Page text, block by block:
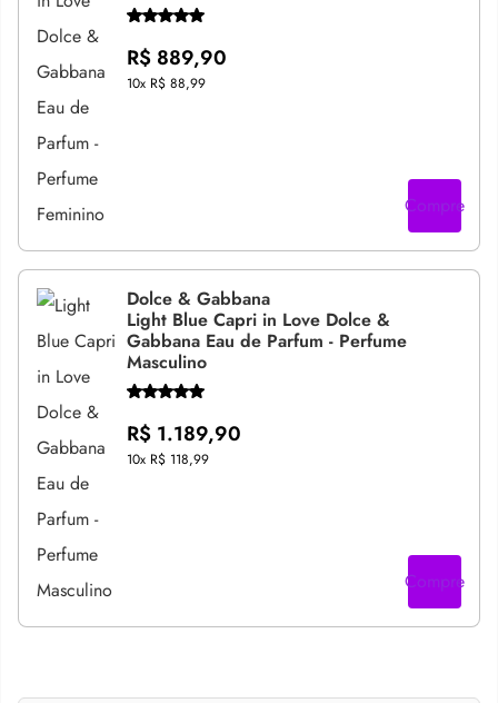
R$ 889,90
10x R$ 88,99
Compre
Dolce & Gabbana
Light Blue Capri in Love Dolce &
Gabbana Eau de Parfum - Perfume
Masculino
R$ 1.189,90
10x R$ 118,99
Compre